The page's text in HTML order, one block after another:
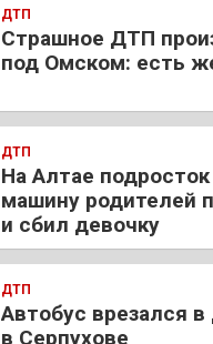
ДТП
Страшное ДТП
под Омском: есть
ДТП
На Алтае подросток
машину родителей
и сбил девочку
ДТП
Автобус врезался
в Серпухове